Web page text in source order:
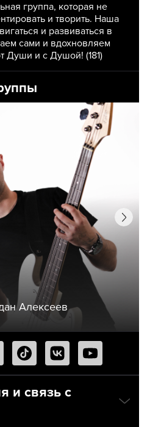
Алексеев
группа, которая не
и творить. Наша
и развиваться в
сами и вдохновляем
Души и с Душой! (181)
и связь с